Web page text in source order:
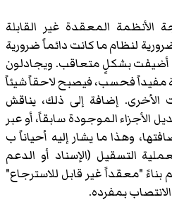
الأنظمة المعقدة غير القابلة
لنظام ما كانت دائماً ضرورية
أضيفت بشكلٍ متعاقب. ويجادلون
مفيداً فحسب، فيصبح لاحقاً شيئاً
الأخرى. إضافة إلى ذلك، يناقش
الأجزاء الموجودة سابقاً، أو عبر
وهذا ما يشار إليه أحياناً ب
التسقيل (الإسناد أو الدعم
"معقداً غير قابل للاسترجاع"
بمفرده.